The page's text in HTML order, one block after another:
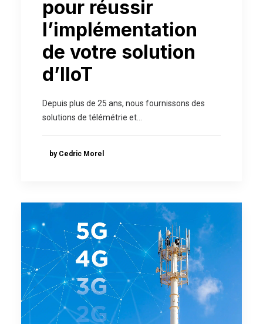
pour réussir
l’implémentation
de votre solution
d’IIoT
Depuis plus de 25 ans, nous fournissons des
solutions de télémétrie et…
by Cedric Morel